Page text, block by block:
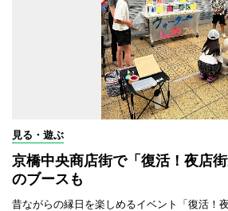
見る・遊ぶ
京橋中央商店街で「復活！夜店
のブースも
昔ながらの縁日を楽しめるイベント「復活！